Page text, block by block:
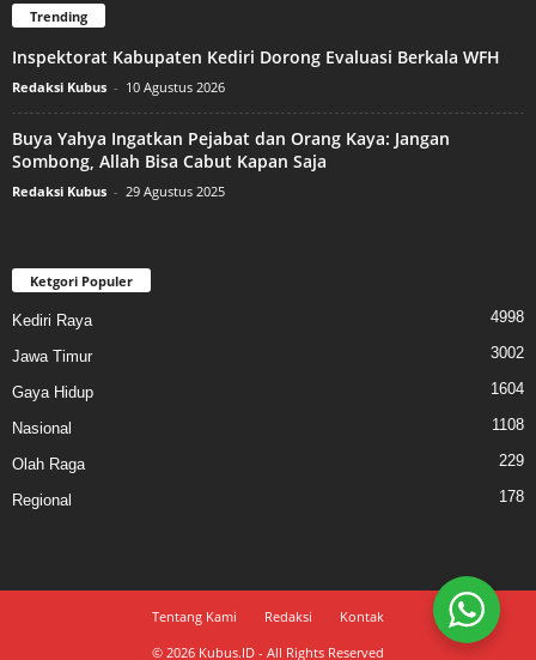
Trending
Inspektorat Kabupaten Kediri Dorong Evaluasi Berkala WFH
Redaksi Kubus - 10 Agustus 2026
Buya Yahya Ingatkan Pejabat dan Orang Kaya: Jangan
Sombong, Allah Bisa Cabut Kapan Saja
Redaksi Kubus - 29 Agustus 2025
Ketgori Populer
Kediri Raya 4998
Jawa Timur 3002
Gaya Hidup 1604
Nasional 1108
Olah Raga 229
Regional 178
Tentang Kami Redaksi
Kontak
© 2026 Kubus.ID - All Rights Reserved